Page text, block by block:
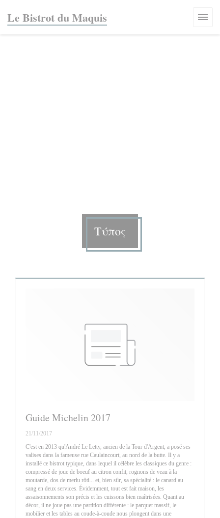
Le Bistrot du Maquis
Τύπος
Guide Michelin 2017
21/11/2017
C'est en 2013 qu'André Le Letty, ancien de la Tour d'Argent, a posé ses
valises dans la fameuse rue Caulaincourt, au nord de la butte. Il y a
installé ce bistrot typique, dans lequel il célèbre les classiques du genre :
compressé de joue de boeuf au citron confit, rognons de veau à la
moutarde, dos de merlu rôti... et, bien sûr, sa spécialité : le canard au
sang en deux services. Évidemment, tout est fait maison, les
assaisonnements son précis et les cuissons bien maîtrisées. Quant au
décor, il ne joue pas une partition différente : le parquet massif, le
mobilier et les tables au coude-à-coude nous plongent dans une